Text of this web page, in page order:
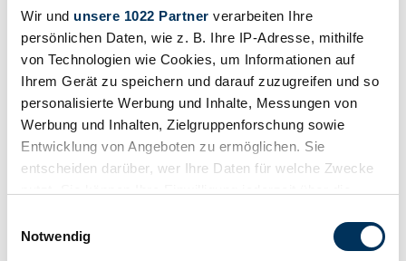
Wir und unsere 1022 Partner verarbeiten Ihre
persönlichen Daten, wie z. B. Ihre IP-Adresse, mithilfe
von Technologien wie Cookies, um Informationen auf
Ihrem Gerät zu speichern und darauf zuzugreifen und so
personalisierte Werbung und Inhalte, Messungen von
Werbung und Inhalten, Zielgruppenforschung sowie
Entwicklung von Angeboten zu ermöglichen. Sie
entscheiden darüber, wer Ihre Daten für welche Zwecke
Trigger Symbol ändern oder widerrufen
Notwendig
Dealer